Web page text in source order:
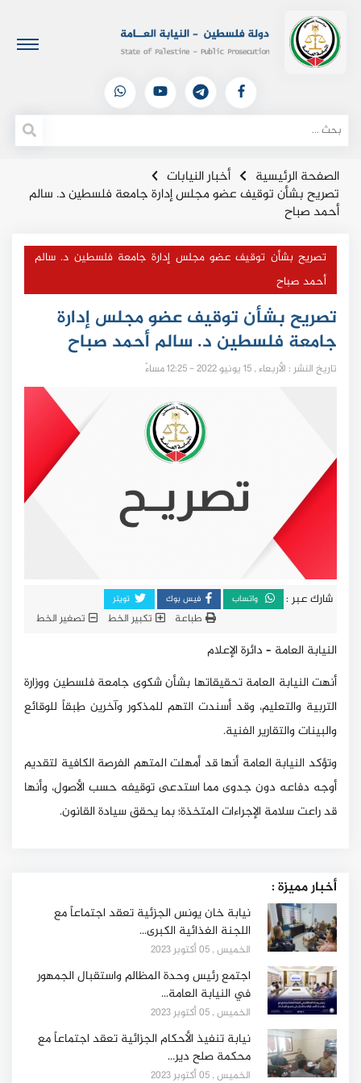
الصفحة الرئيسية
أخبار النيابات
تصريح بشأن توقيف عضو مجلس إدارة جامعة فلسطين د. سالم
أحمد صباح
تصريح بشأن توقيف عضو مجلس إدارة جامعة فلسطين د. سالم
أحمد صباح
تصريح بشأن توقيف عضو مجلس إدارة
جامعة فلسطين د. سالم أحمد صباح
تاريخ النشر : الأربعاء , 15 يونيو 2022 - 12:25 مساءً
شارك عبر : واتساب فيس بوك تويتر
طباعة تكبير الخط تصغير الخط
النيابة العامة – دائرة الإعلام
أنهت النيابة العامة تحقيقاتها بشأن شكوى جامعة فلسطين ووزارة
التربية والتعليم، وقد أسندت التهم للمذكور وآخرين طِبقاً للوقائع
والبينات والتقارير الفنية.
وتؤكد النيابة العامة أنها قد أمهلت المتهم الفرصة الكافية لتقديم
أوجه دفاعه دون جدوى مما استدعى توقيفه حسب الأصول، وأنها
قد راعت سلامة الإجراءات المتخذة؛ بما يحقق سيادة القانون.
أخبار مميزة :
نيابة خان يونس الجزئية تعقد اجتماعاً مع
اللجنة الغذائية الكبرى...
الخميس , 05 أكتوبر 2023
اجتمع رئيس وحدة المظالم واستقبال الجمهور
في النيابة العامة...
الخميس , 05 أكتوبر 2023
نيابة تنفيذ الأحكام الجزائية تعقد اجتماعاً مع
محكمة صلح دير...
الخميس , 05 أكتوبر 2023